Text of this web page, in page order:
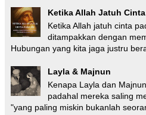
Ketika Allah Jatuh Cinta
Ketika Allah jatuh cinta
ditampakkan dengan
Hubungan yang kita jaga justru
Layla & Majnun
Kenapa Layla dan
padahal mereka saling
"yang paling miskin bukanlah